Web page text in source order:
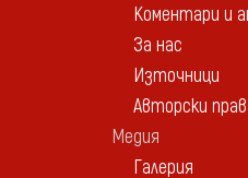
Коментари и
За нас
Източници
Авторски
Медия
Галерия